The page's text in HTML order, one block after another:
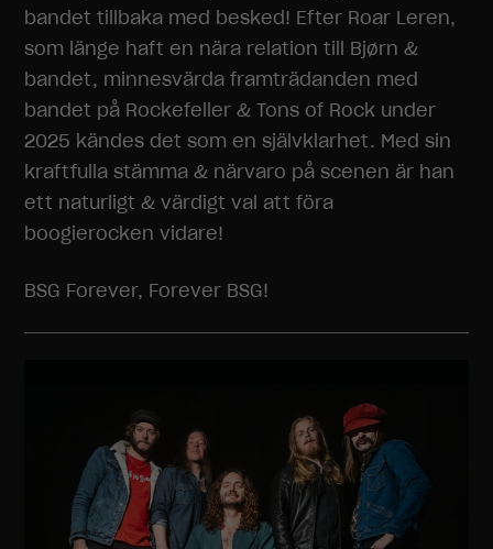
bandet tillbaka med besked! Efter Roar Leren,
som länge haft en nära relation till Bjørn &
bandet, minnesvärda framträdanden med
bandet på Rockefeller & Tons of Rock under
2025 kändes det som en självklarhet. Med sin
kraftfulla stämma & närvaro på scenen är han
ett naturligt & värdigt val att föra
boogierocken vidare!
BSG Forever, Forever BSG!